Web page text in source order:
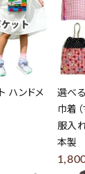
ハンドメ
選べ
巾着
服入
本製